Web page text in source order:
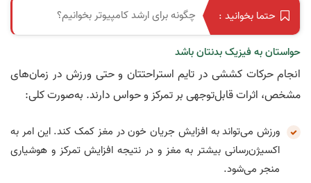
حتما بخوانید : چگونه برای ارشد کامپیوتر بخوانیم؟
حواستان به فیزیک بدنتان باشد
انجام حرکات کششی در تایم استراحتتان و حتی ورزش در زمان‌های
مشخص، اثرات قابل‌توجهی بر تمرکز و حواس دارند. به‌صورت کلی:
ورزش می‌تواند به افزایش جریان خون در مغز کمک کند. این امر به
اکسیژن‌رسانی بیشتر به مغز و در نتیجه افزایش تمرکز و هوشیاری
منجر می‌شود.